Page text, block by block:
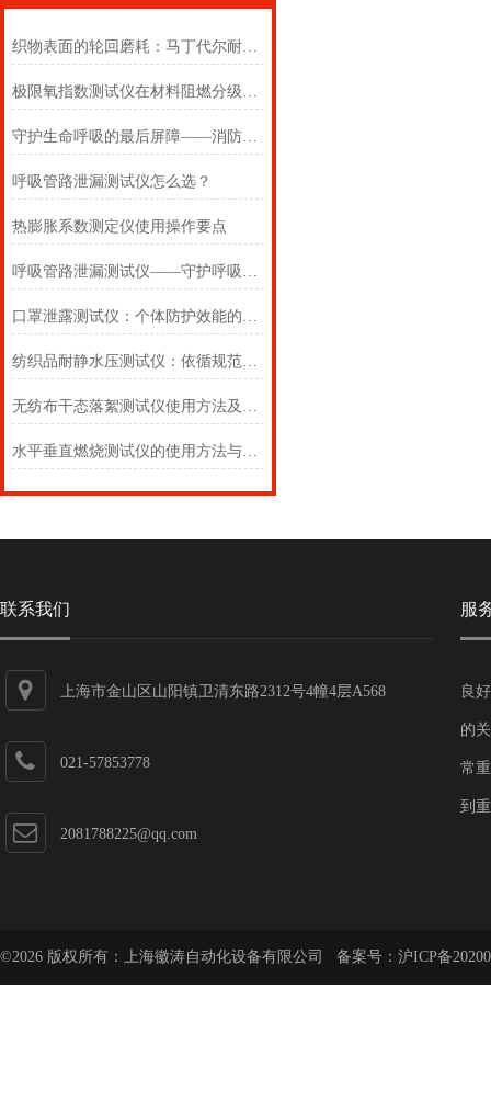
织物表面的轮回磨耗：马丁代尔耐磨仪在多点轨迹与压力恒定下的耐用叙事
极限氧指数测试仪在材料阻燃分级中的浓度边界判定
守护生命呼吸的最后屏障——消防自救呼吸器防护性能测试仪的全面检测
呼吸管路泄漏测试仪怎么选？
热膨胀系数测定仪使用操作要点
呼吸管路泄漏测试仪——守护呼吸类医疗器械安全的精密检测方案
口罩泄露测试仪：个体防护效能的科学评估仪器
纺织品耐静水压测试仪：依循规范，精准测防渗
无纺布干态落絮测试仪使用方法及注意事项详解
水平垂直燃烧测试仪的使用方法与注意事项
联系我们
上海市金山区山阳镇卫清东路2312号4幢4层A568
021-57853778
2081788225@qq.com
服
良
的
常
到
©2026 版权所有：上海徽涛自动化设备有限公司 备案号： 沪ICP备